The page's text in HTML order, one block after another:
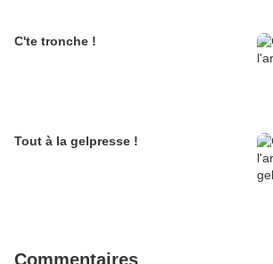
C'te tronche !
Tout à la gelpresse !
Commentaires